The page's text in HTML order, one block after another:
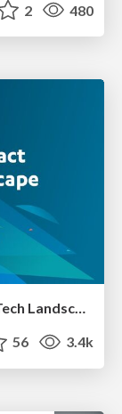
2 480
How to Create Impact in a Changing Tech Landscape [PerfNow 2023]
56 3.4k